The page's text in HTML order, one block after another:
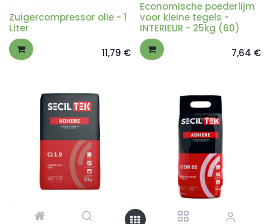
Zuigercompressor olie - 1
Liter
11,79 €
Economische poederlijm
voor kleine tegels -
INTERIEUR - 25kg (60)
7,64 €
Seciltek ADHERE Ci 1.9 -